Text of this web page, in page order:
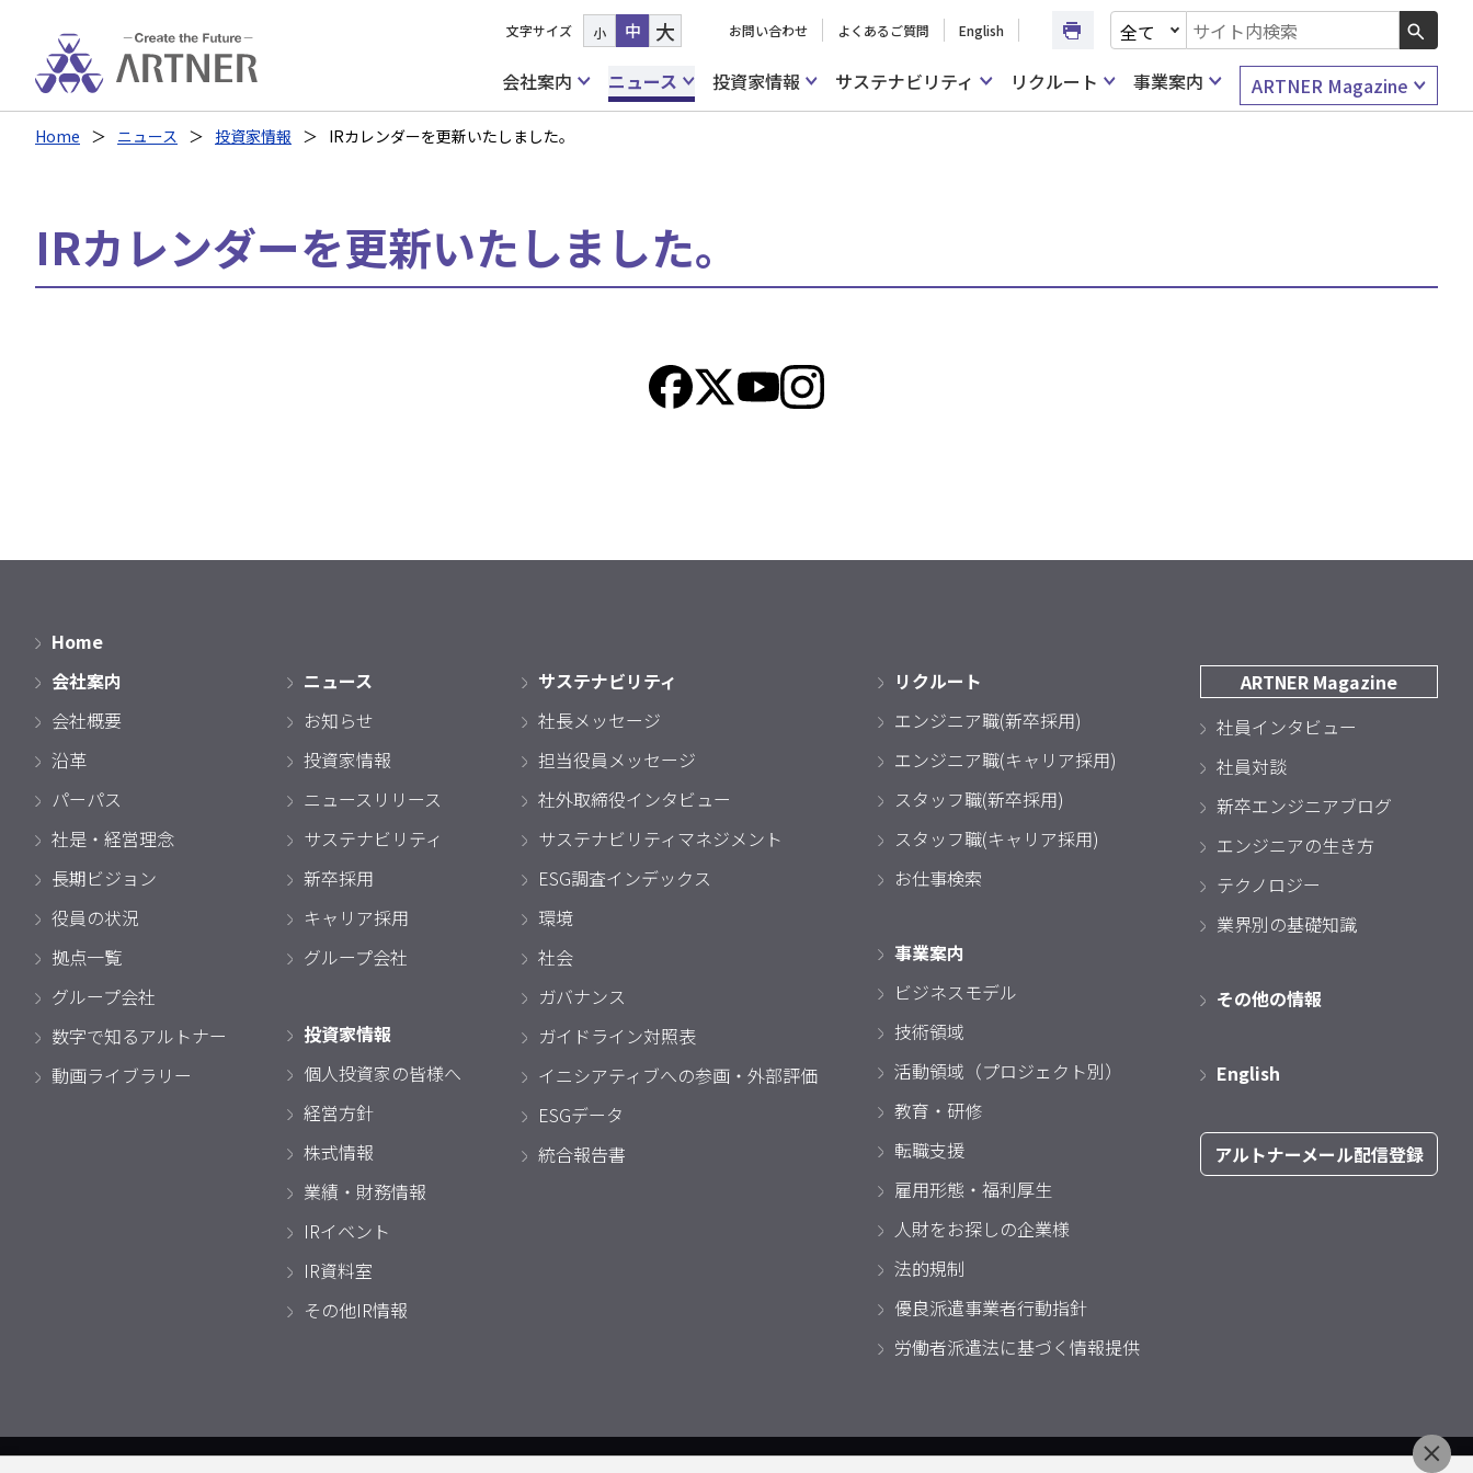
文字サイズ 小 中 大 お問い合わせ よくあるご質問 English
文書種別を選択
検索キーワード入力
会社案内
ニュース 投資家情報 サステナビリティ リクルート 事業案内 ARTNER Magazine
Home ニュース 投資家情報 IRカレンダーを更新いたしました。
IRカレンダーを更新いたしました。
Home
会社案内
会社概要
沿革
パーパス
社是・経営理念
長期ビジョン
役員の状況
拠点一覧
グループ会社
数字で知るアルトナー
動画ライブラリー
ニュース
お知らせ
投資家情報
ニュースリリース
サステナビリティ
新卒採用
キャリア採用
グループ会社
投資家情報
個人投資家の皆様へ
経営方針
株式情報
業績・財務情報
IRイベント
IR資料室
その他IR情報
サステナビリティ
社長メッセージ
担当役員メッセージ
社外取締役インタビュー
サステナビリティマネジメント
ESG調査インデックス
環境
社会
ガバナンス
ガイドライン対照表
イニシアティブへの参画・外部評価
ESGデータ
統合報告書
リクルート
エンジニア職(新卒採用)
エンジニア職(キャリア採用)
スタッフ職(新卒採用)
スタッフ職(キャリア採用)
お仕事検索
事業案内
ビジネスモデル
技術領域
活動領域（プロジェクト別）
教育・研修
転職支援
雇用形態・福利厚生
人財をお探しの企業様
法的規制
優良派遣事業者行動指針
労働者派遣法に基づく情報提供
ARTNER Magazine
社員インタビュー
社員対談
新卒エンジニアブログ
エンジニアの生き方
テクノロジー
業界別の基礎知識
その他の情報
English
アルトナーメール配信登録